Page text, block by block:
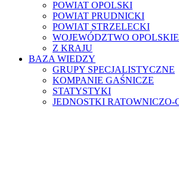
POWIAT OPOLSKI
POWIAT PRUDNICKI
POWIAT STRZELECKI
WOJEWÓDZTWO OPOLSKIE
Z KRAJU
BAZA WIEDZY
GRUPY SPECJALISTYCZNE
KOMPANIE GAŚNICZE
STATYSTYKI
JEDNOSTKI RATOWNICZO-